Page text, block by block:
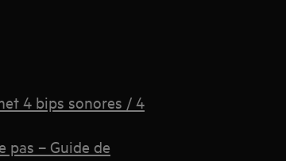
4 bips sonores / 4
pas – Guide de